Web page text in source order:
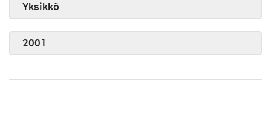
Yksikkö
2001